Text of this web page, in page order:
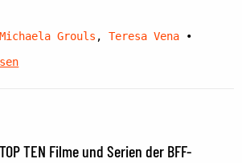
Michaela Grouls ,Teresa Vena
•
TEN Filme und Serien der BFF-